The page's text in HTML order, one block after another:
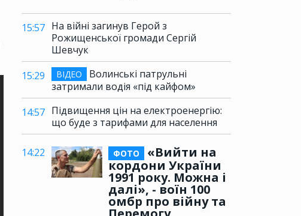
15:57 На війні загинув Герой з
Рожищенської громади Сергій
Шевчук
15:29
ВІДЕО
Волинські патрульні
затримали водія «під кайфом»
14:57 Підвищення цін на електроенергію:
що буде з тарифами для населення
14:22 ФОТО
«Вийти на
кордони України
1991 року. Можна і
далі», - воїн 100
омбр про війну та